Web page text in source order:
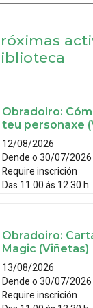
Obradoiro:
teu personaxe
12/08/2026
Dende o 30/07/
Require inscrición
Das 11.00 ás 12.30 h
Obradoiro:
Magic (Viñetas)
13/08/2026
Dende o 30/07/
Require inscrición